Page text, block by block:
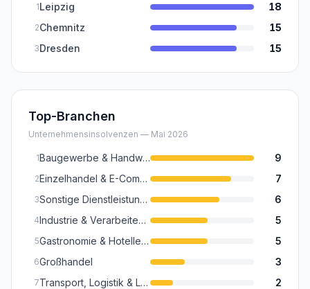
1Leipzig 18
2Chemnitz 15
3Dresden 15
Top-Branchen
Unternehmensinsolvenzen — Mai 2026
1 Baugewerbe & Handwerk (Inkl. Baunebengewerbe) 9
2 Einzelhandel & E-Commerce (Inkl. Textilhandel) 7
3 Sonstige Dienstleistungen (Kultur, Sport, Reinigung, Sicherheit, Wellness) 6
4 Industrie & Verarbeitendes Gewerbe (Maschinenbau, Metall, Chemie) 5
5 Gastronomie & Hotellerie 5
6Großhandel 3
7 Transport, Logistik & Lagerei 2